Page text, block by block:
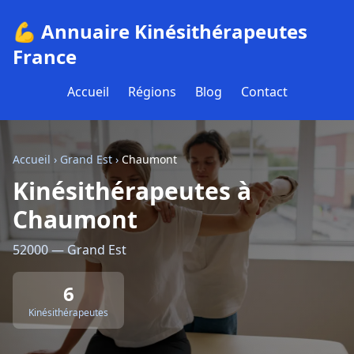
💪 Annuaire Kinésithérapeutes
France
Accueil Régions Blog Contact
Accueil › Grand Est›Chaumont
Kinésithérapeutes à
Chaumont
52000 — Grand Est
6
Kinésithérapeutes